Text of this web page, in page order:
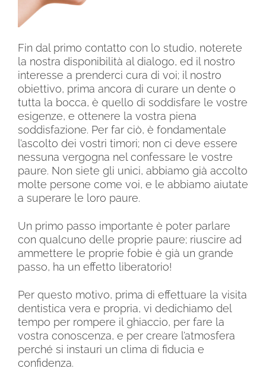
Fin dal primo contatto con lo studio, noterete
la nostra disponibilità al dialogo, ed il nostro
interesse a prenderci cura di voi; il nostro
obiettivo, prima ancora di curare un dente o
tutta la bocca, è quello di soddisfare le vostre
esigenze, e ottenere la vostra piena
soddisfazione. Per far ciò, è fondamentale
l’ascolto dei vostri timori; non ci deve essere
nessuna vergogna nel confessare le vostre
paure. Non siete gli unici, abbiamo già accolto
molte persone come voi, e le abbiamo aiutate
a superare le loro paure.
Un primo passo importante è poter parlare
con qualcuno delle proprie paure; riuscire ad
ammettere le proprie fobie è già un grande
passo, ha un effetto liberatorio!
Per questo motivo, prima di effettuare la visita
dentistica vera e propria, vi dedichiamo del
tempo per rompere il ghiaccio, per fare la
vostra conoscenza, e per creare l’atmosfera
perché si instauri un clima di fiducia e
confidenza.